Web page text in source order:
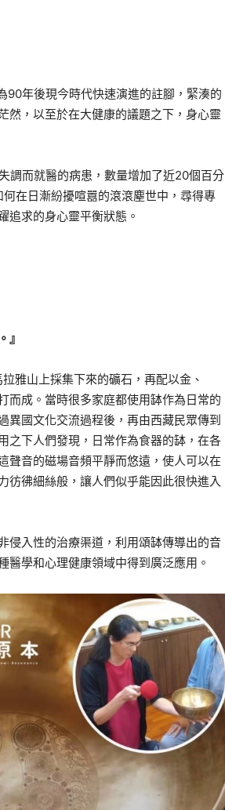
90年後現今時代快速演進的註腳，緊湊的
然，以至於在大健康的議題之下，身心靈
調而就醫的病患，數量增加了近20個百分
在日漸紛擾喧囂的滾滾塵世中，尋得專
追求的身心靈平衡狀態。
』
雅山上採集下來的礦石，再配以金、
而成。當時很多家庭都使用缽作為日常的
異國文化交流過程後，再由西藏民眾傳到
之下人們發現，日常作為食器的缽，在各
聲音的磁場音頻平靜而悠遠，使人可以在
彷彿細絲般，讓人們似乎能因此很快進入
侵入性的治療渠道，利用頌缽傳導出的音
學和心理健康領域中得到廣泛應用。